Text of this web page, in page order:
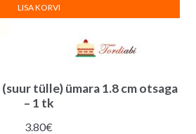
tülle) ümara 1.8 cm otsaga
– 1 tk
3.80€
LISA KORVI